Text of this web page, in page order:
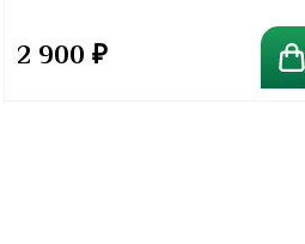
2 900 ₽